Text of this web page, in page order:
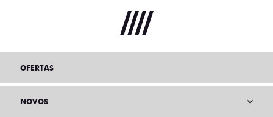
OFERTAS
NOVOS